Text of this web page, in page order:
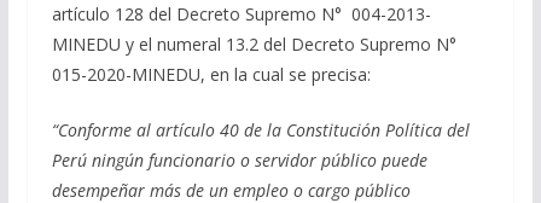
artículo 128 del Decreto Supremo N° 004-2013-
MINEDU y el numeral 13.2 del Decreto Supremo N°
015-2020-MINEDU, en la cual se precisa:
“Conforme al artículo 40 de la Constitución Política del
Perú ningún funcionario o servidor público puede
desempeñar más de un empleo o cargo público